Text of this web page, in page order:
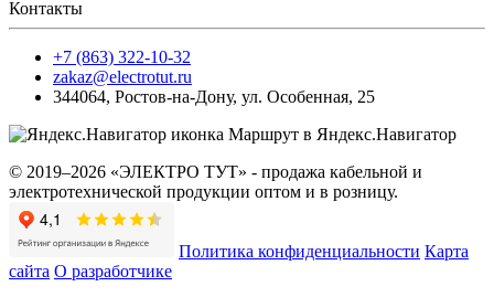
Контакты
+7 (863) 322-10-32
zakaz@electrotut.ru
344064, Ростов-на-Дону, ул. Особенная, 25
Маршрут в Яндекс.Навигатор
© 2019–2026 «ЭЛЕКТРО ТУТ» - продажа кабельной и
электротехнической продукции оптом и в розницу.
Политика конфиденциальности Карта
сайта О разработчике